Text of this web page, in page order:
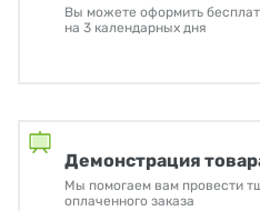
Вы можете оформить
на 3 календарных дня
Демонстрация
Мы помогаем вам провести
оплаченного заказа